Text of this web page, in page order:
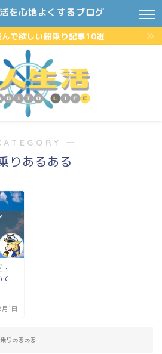
を心地よくするブログ
で欲しい船乗り記事10選
―
りあるある
て
1日
りあるある